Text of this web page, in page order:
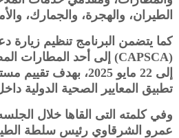
الطيران، والهجرة، والجمارك،
كما يتضمن البرنامج تنظيم
إلى 22 مايو 2025، بهدف
تطبيق المعايير الصحية الدولية
وفي كلمته التى القاها خلال الجلسه
عمرو الشرقاوي رئيس سلطة